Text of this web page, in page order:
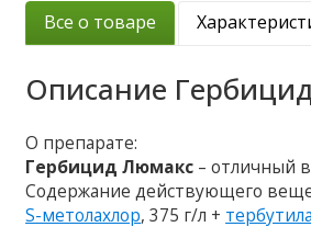
Все о товаре
Описание
О препарате:
Гербицид Люмакс – отличный
Содержание действующего
S-метолахлор, 375 г/л +